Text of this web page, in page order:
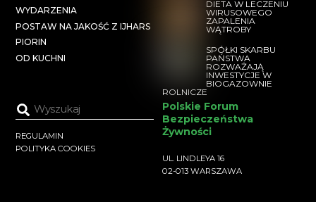
WYDARZENIA
POSTAW NA JAKOŚĆ Z IJHARS
PIORIN
OD KUCHNI
DIETA W LECZENIU
WIRUSOWEGO
ZAPALENIA
WĄTROBY
SPÓŁKI SKARBU
PAŃSTWA
ROZWAŻAJĄ
INWESTYCJE W
BIOGAZOWNIE
ROLNICZE
REGULAMIN
POLITYKA COOKIES
Polskie Forum
Bezpieczeństwa
Żywności
UL. LINDLEYA 16
02-013 WARSZAWA